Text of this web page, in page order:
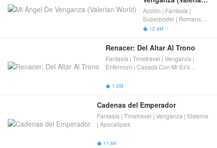
World)
Acción | Fantasía |
Superpoder | Romance |
Reencarnación |
moderna） | Completas
 12.4M
Renacer: Del Altar Al Trono
Fantasía | Timetravel | Venganza |
Enfermizo | Casada Con Mi Ex's
 1.2M
Cadenas del Emperador
Fantasía | Timetravel | Venganza | Sistema
| Apocalipsis
 11.8K